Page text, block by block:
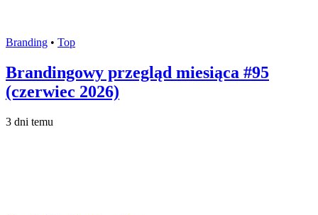
Branding • Top
Brandingowy przegląd miesiąca #95
(czerwiec 2026)
3 dni temu